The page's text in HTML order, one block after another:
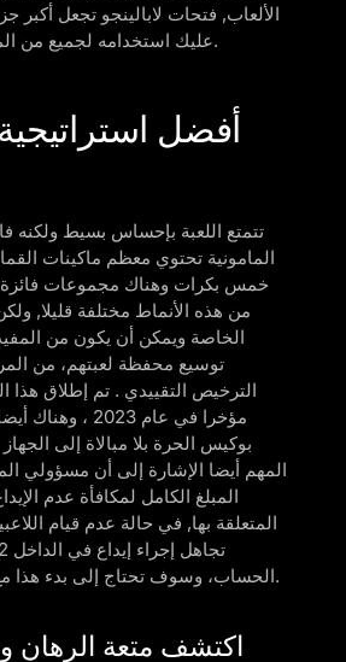
الألعاب, فتحات لابالينجو تجعل أكبر
عليك استخدامه لجميع من الممارسة الخاصة بك.
أفضل
تتمتع اللعبة بإحساس بسيط ولكنه
المامونية تحتوي معظم ماكينات
خمس بكرات وهناك مجموعات فائزة
من هذه الأنماط مختلفة قليلا,
الخاصة ويمكن أن يكون من المفيد
توسيع محفظة لعبتهم، من
الترخيص التقييدي . تم إطلاق هذا
مؤخرا في عام
بوكيس الحرة بلا مبالاة إلى
المهم أيضا الإشارة إلى أن مسؤولي
المبلغ الكامل لمكافأة عدم
المتعلقة بها, في حالة عدم قيام
الحساب، وسوف تحتاج إلى بدء هذا مع رمز مبعثر أدرجت.
اكتشف متعة الرهان